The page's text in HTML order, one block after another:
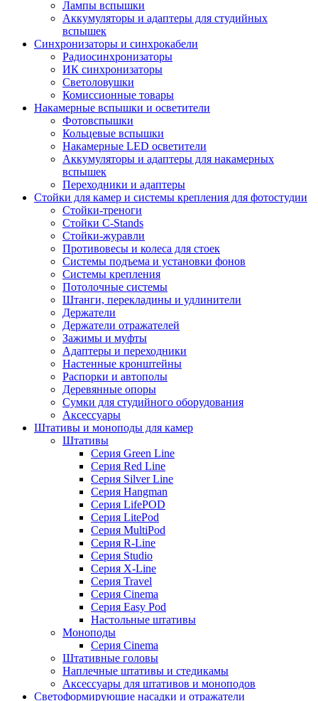
Лампы вспышки
Аккумуляторы и адаптеры для студийных
вспышек
Синхронизаторы и синхрокабели
Радиосинхронизаторы
ИК синхронизаторы
Светоловушки
Комиссионные товары
Накамерные вспышки и осветители
Фотовспышки
Кольцевые вспышки
Накамерные LED осветители
Аккумуляторы и адаптеры для накамерных
вспышек
Переходники и адаптеры
Стойки для камер и системы крепления для фотостудии
Стойки-треноги
Стойки C-Stands
Стойки-журавли
Противовесы и колеса для стоек
Системы подъема и установки фонов
Системы крепления
Потолочные системы
Штанги, перекладины и удлинители
Держатели
Держатели отражателей
Зажимы и муфты
Адаптеры и переходники
Настенные кронштейны
Распорки и автополы
Деревянные опоры
Сумки для студийного оборудования
Аксессуары
Штативы и моноподы для камер
Штативы
Серия Green Line
Серия Red Line
Серия Silver Line
Серия Hangman
Серия LifePOD
Серия LitePod
Серия MultiPod
Серия R-Line
Серия Studio
Серия X-Line
Серия Travel
Серия Cinema
Серия Easy Pod
Настольные штативы
Моноподы
Серия Cinema
Штативные головы
Наплечные штативы и стедикамы
Аксессуары для штативов и моноподов
Светоформирующие насадки и отражатели